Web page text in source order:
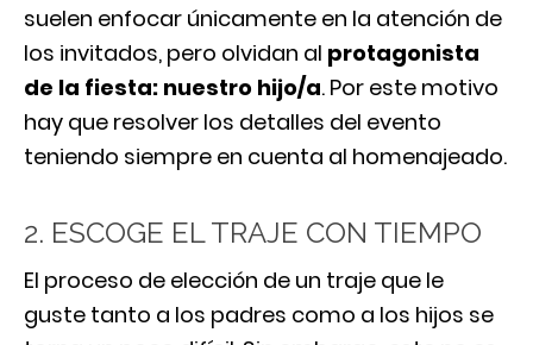
suelen enfocar únicamente en la atención de
los invitados, pero olvidan al protagonista
de la fiesta: nuestro hijo/a. Por este motivo
hay que resolver los detalles del evento
teniendo siempre en cuenta al homenajeado.
2. ESCOGE EL TRAJE CON TIEMPO
El proceso de elección de un traje que le
guste tanto a los padres como a los hijos se